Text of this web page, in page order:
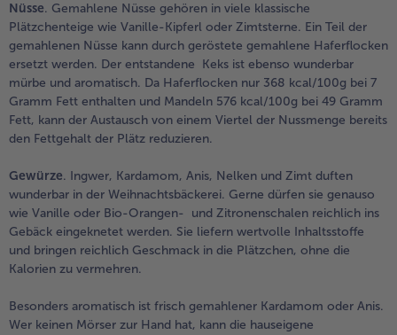
Nüsse. Gemahlene Nüsse gehören in viele klassische
Plätzchenteige wie Vanille-Kipferl oder Zimtsterne. Ein Teil der
gemahlenen Nüsse kann durch geröstete gemahlene Haferflocken
ersetzt werden. Der entstandene Keks ist ebenso wunderbar
mürbe und aromatisch. Da Haferflocken nur 368 kcal/100g bei 7
Gramm Fett enthalten und Mandeln 576 kcal/100g bei 49 Gramm
Fett, kann der Austausch von einem Viertel der Nussmenge bereits
den Fettgehalt der Plätz reduzieren.
Gewürze. Ingwer, Kardamom, Anis, Nelken und Zimt duften
wunderbar in der Weihnachtsbäckerei. Gerne dürfen sie genauso
wie Vanille oder Bio-Orangen- und Zitronenschalen reichlich ins
Gebäck eingeknetet werden. Sie liefern wertvolle Inhaltsstoffe
und bringen reichlich Geschmack in die Plätzchen, ohne die
Kalorien zu vermehren.
Besonders aromatisch ist frisch gemahlener Kardamom oder Anis.
Wer keinen Mörser zur Hand hat, kann die hauseigene